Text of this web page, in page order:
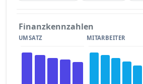
Finanzkennzahlen
UMSATZ MITARBEITER